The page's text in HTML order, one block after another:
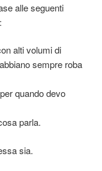
alle seguenti
alti volumi di
sempre roba
quando devo
parla.
sia.